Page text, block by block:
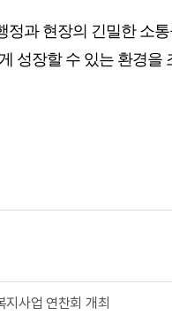
정과 현장의 긴밀한 소
성장할 수 있는 환경을
사업 연찬회 개최